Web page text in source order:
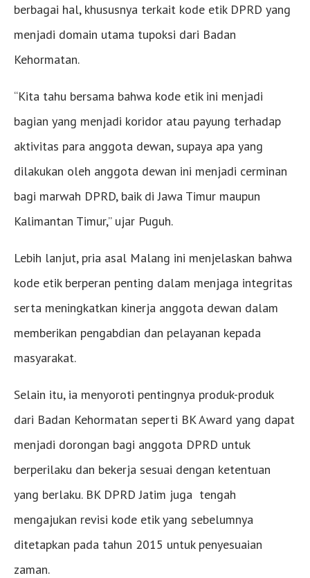
berbagai hal, khususnya terkait kode etik DPRD yang
menjadi domain utama tupoksi dari Badan
Kehormatan.
“Kita tahu bersama bahwa kode etik ini menjadi
bagian yang menjadi koridor atau payung terhadap
aktivitas para anggota dewan, supaya apa yang
dilakukan oleh anggota dewan ini menjadi cerminan
bagi marwah DPRD, baik di Jawa Timur maupun
Kalimantan Timur,” ujar Puguh.
Lebih lanjut, pria asal Malang ini menjelaskan bahwa
kode etik berperan penting dalam menjaga integritas
serta meningkatkan kinerja anggota dewan dalam
memberikan pengabdian dan pelayanan kepada
masyarakat.
Selain itu, ia menyoroti pentingnya produk-produk
dari Badan Kehormatan seperti BK Award yang dapat
menjadi dorongan bagi anggota DPRD untuk
berperilaku dan bekerja sesuai dengan ketentuan
yang berlaku. BK DPRD Jatim juga tengah
mengajukan revisi kode etik yang sebelumnya
ditetapkan pada tahun 2015 untuk penyesuaian
zaman.